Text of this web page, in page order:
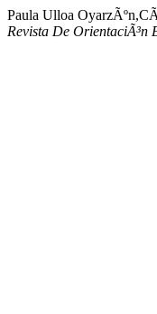
Paula Ulloa
Revista De OrientaciÃ³n